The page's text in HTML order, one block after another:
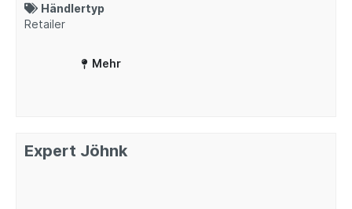
Händlertyp
Retailer
Mehr
Expert Jöhnk